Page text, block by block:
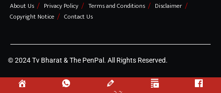
About Us Privacy Policy Terms and Conditions
Disclaimer
Copyright Notice
Contact Us
© 2024 Tv Bharat & The PenPal. All Rights Reserved.